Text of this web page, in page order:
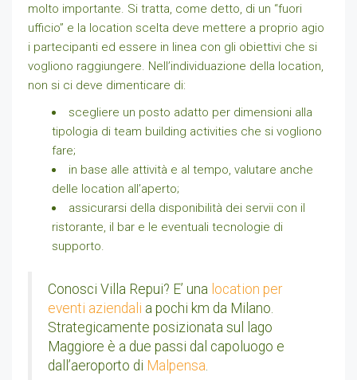
molto importante. Si tratta, come detto, di un “fuori
ufficio” e la location scelta deve mettere a proprio agio
i partecipanti ed essere in linea con gli obiettivi che si
vogliono raggiungere. Nell’individuazione della location,
non si ci deve dimenticare di:
scegliere un posto adatto per dimensioni alla
tipologia di team building activities che si vogliono
fare;
in base alle attività e al tempo, valutare anche
delle location all’aperto;
assicurarsi della disponibilità dei servii con il
ristorante, il bar e le eventuali tecnologie di
supporto.
Conosci Villa Repui? E’ una location per
eventi aziendali a pochi km da Milano.
Strategicamente posizionata sul lago
Maggiore è a due passi dal capoluogo e
dall’aeroporto di Malpensa